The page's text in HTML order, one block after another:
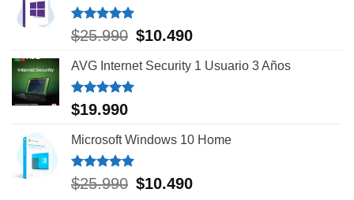
$30.950.
Valorado
con5.00
$25.990 El
original
$10.490El
actual
AVG Internet Security 1 Usuario 3 Años
Valorado
con5.00
$19.990
Microsoft Windows 10 Home
Valorado
con5.00
$25.990 El
$10.490El